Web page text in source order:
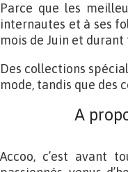
Parce que les
internautes et à ses
mois de Juin et durant
Des collections
mode, tandis que des
A
Accoo, c’est avant